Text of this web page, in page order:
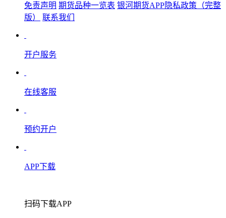
免责声明 期货品种一览表 银河期货APP隐私政策（完整
版）
联系我们
开户服务
在线客服
预约开户
APP下载
扫码下载APP